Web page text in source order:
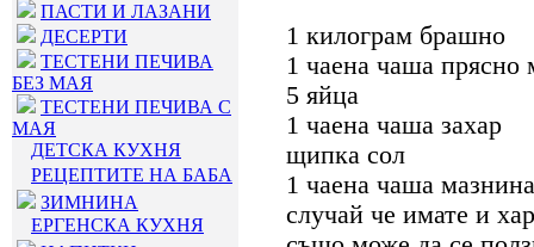
ПАСТИ И ЛАЗАНИ
ДЕСЕРТИ
ТЕСТЕНИ ПЕЧИВА
БЕЗ МАЯ
ТЕСТЕНИ ПЕЧИВА С
МАЯ
ДЕТСКА КУХНЯ
РЕЦЕПТИТЕ НА БАБА
ЗИМНИНА
ЕРГЕНСКА КУХНЯ
1 килограм брашно
1 чаена чаша прясно
5 яйца
1 чаена чаша захар
щипка сол
1 чаена чаша
случай че имате и